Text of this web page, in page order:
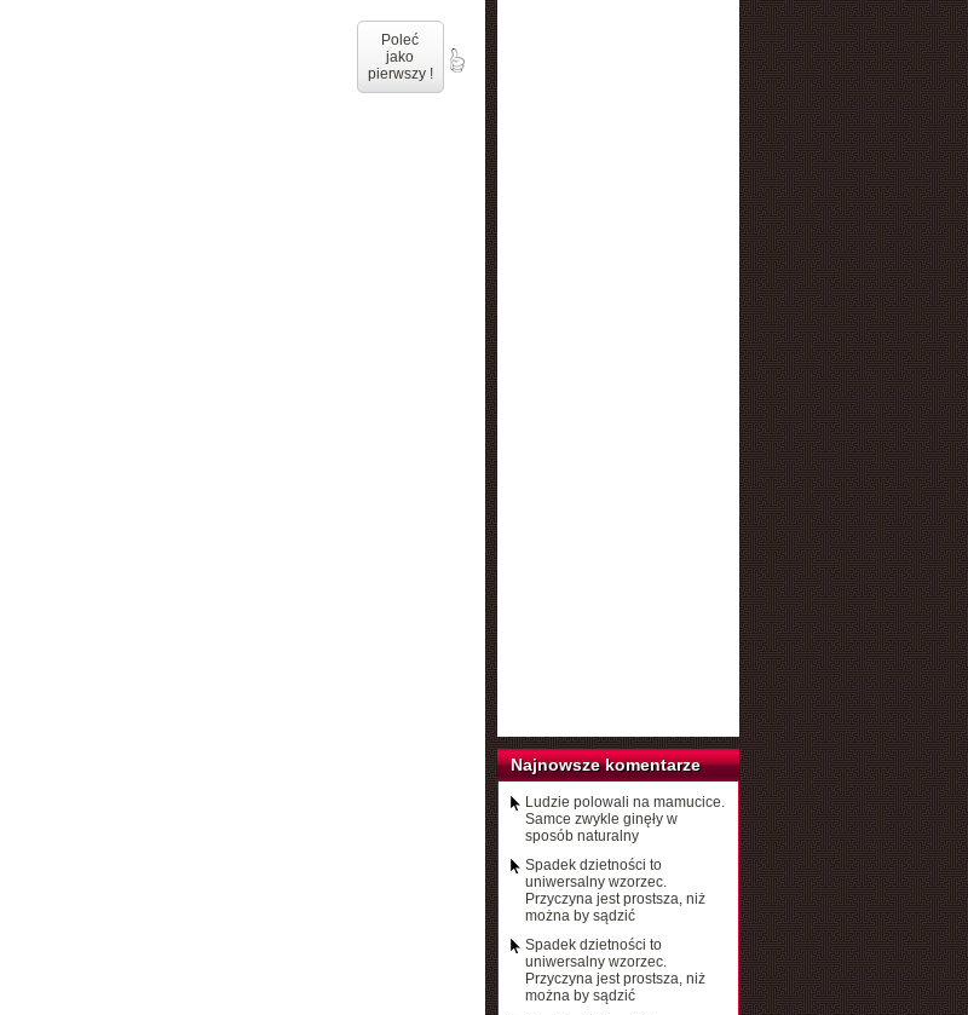
Poleć
jako
pierwszy !
Najnowsze komentarze
Ludzie polowali na mamucice.
Samce zwykle ginęły w
sposób naturalny
Spadek dzietności to
uniwersalny wzorzec.
Przyczyna jest prostsza, niż
można by sądzić
Spadek dzietności to
uniwersalny wzorzec.
Przyczyna jest prostsza, niż
można by sądzić